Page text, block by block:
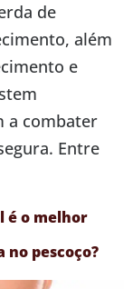
de
além
e
a combater
Entre
é o melhor
pescoço?